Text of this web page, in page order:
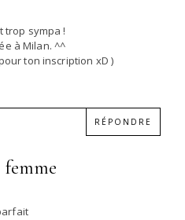
trop sympa !
à Milan. ^^
ton inscription xD )
RÉPONDRE